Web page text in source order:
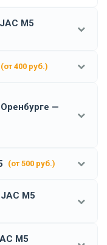
M5
(от 400 руб.)
—
(от 500 руб.)
M5
M5